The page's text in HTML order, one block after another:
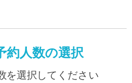
約人数の選択
を選択してください